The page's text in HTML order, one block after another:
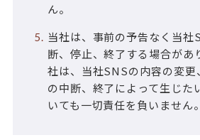
ん。
当社は、事前の予告なく当社
断、停止、終了する場合があ
社は、当社SNSの内容の変更
の中断、終了によって生じた
いても一切責任を負いません。